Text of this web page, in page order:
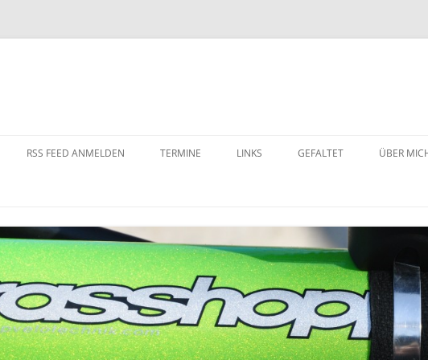
RSS FEED ANMELDEN TERMINE LINKS GEFALTET ÜBER